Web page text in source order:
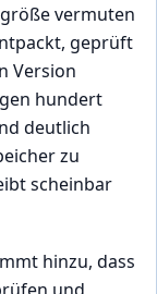
vermuten
geprüft
Version
hundert
deutlich
zu
scheinbar
hinzu, dass